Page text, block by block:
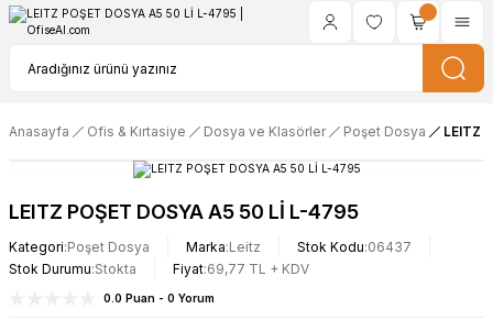
Anasayfa Ofis & Kırtasiye Dosya ve Klasörler Poşet Dosya LEITZ
LEITZ POŞET DOSYA A5 50 Lİ L-4795
Kategori Poşet Dosya Marka Leitz Stok Kodu 06437
Stok Durumu Stokta Fiyat 69,77 TL + KDV
0.0 Puan - 0 Yorum